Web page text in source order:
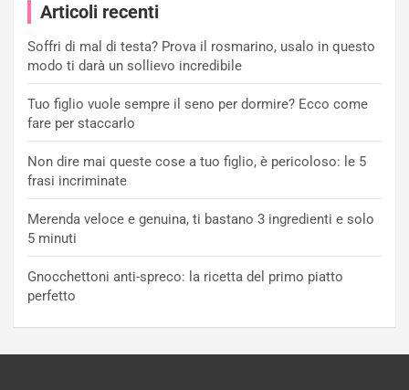
Articoli recenti
Soffri di mal di testa? Prova il rosmarino, usalo in questo
modo ti darà un sollievo incredibile
Tuo figlio vuole sempre il seno per dormire? Ecco come
fare per staccarlo
Non dire mai queste cose a tuo figlio, è pericoloso: le 5
frasi incriminate
Merenda veloce e genuina, ti bastano 3 ingredienti e solo
5 minuti
Gnocchettoni anti-spreco: la ricetta del primo piatto
perfetto